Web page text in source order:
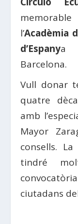
l’Acadèmia
d’Espanya
Barcelona.
Vull donar
quatre
amb
Mayor
consells.
tindré
ciutadans